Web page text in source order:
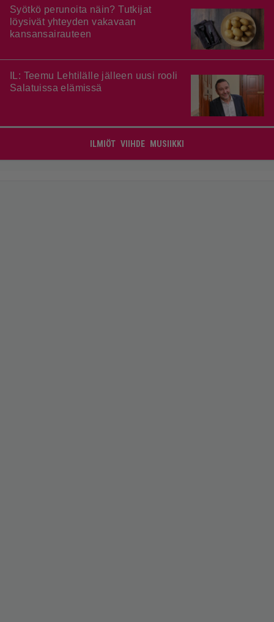
Syötkö perunoita näin? Tutkijat
löysivät yhteyden vakavaan
kansansairauteen
IL: Teemu Lehtilälle jälleen uusi rooli
Salatuissa elämissä
ILMIÖT VIIHDE MUSIIKKI